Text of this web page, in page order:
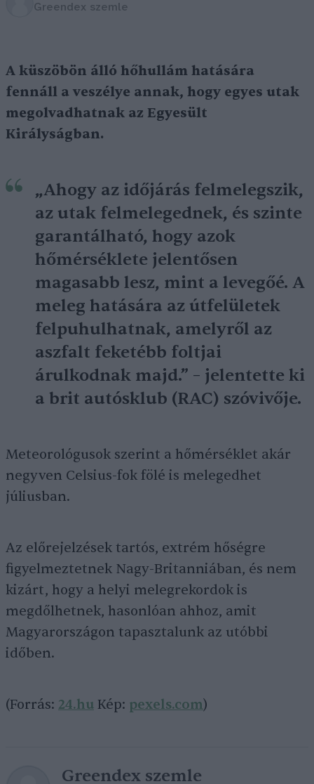
Greendex szemle
A küszöbön álló hőhullám hatására
fennáll a veszélye annak, hogy egyes utak
megolvadhatnak az Egyesült
Királyságban.
„Ahogy az időjárás felmelegszik,
az utak felmelegednek, és szinte
garantálható, hogy azok
hőmérséklete jelentősen
magasabb lesz, mint a levegőé. A
meleg hatására az útfelületek
felpuhulhatnak, amelyről az
aszfalt feketébb foltjai
árulkodnak majd.” – jelentette ki
a brit autósklub (RAC) szóvivője.
Meteorológusok szerint a hőmérséklet akár
negyven Celsius-fok fölé is melegedhet
júliusban.
Az előrejelzések tartós, extrém hőségre
figyelmeztetnek Nagy-Britanniában, és nem
kizárt, hogy a helyi melegrekordok is
megdőlhetnek, hasonlóan ahhoz, amit
Magyarországon tapasztalunk az utóbbi
időben.
(Forrás: 24.hu Kép: pexels.com)
Greendex szemle